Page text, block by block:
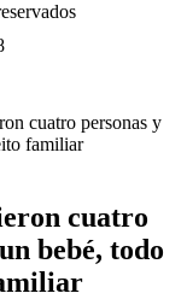
cuatro personas y
familiar
cuatro
bebé, todo